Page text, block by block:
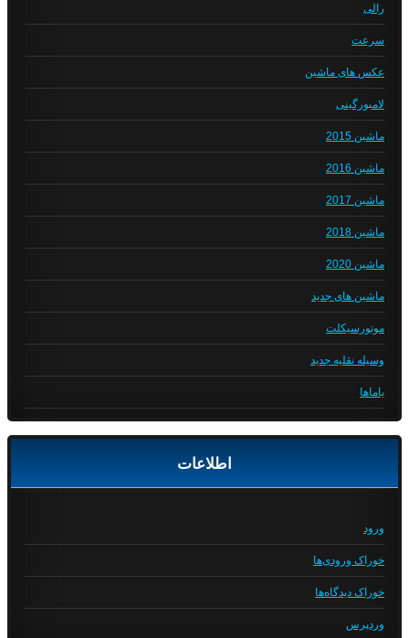
رالی
سرعت
عکس های ماشین
لامبورگینی
ماشین 2015
ماشین 2016
ماشین 2017
ماشین 2018
ماشین 2020
ماشین های جدید
موتورسیکلت
وسیله نقلیه جدید
یاماها
اطلاعات
ورود
خوراک ورودی‌ها
خوراک دیدگاه‌ها
وردپرس